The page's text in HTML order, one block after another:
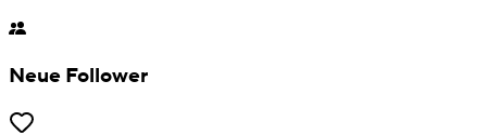
Neue Follower